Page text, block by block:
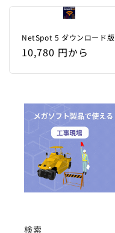
NetSpot 5 ダウンロード版
通
10,780 円から
検索